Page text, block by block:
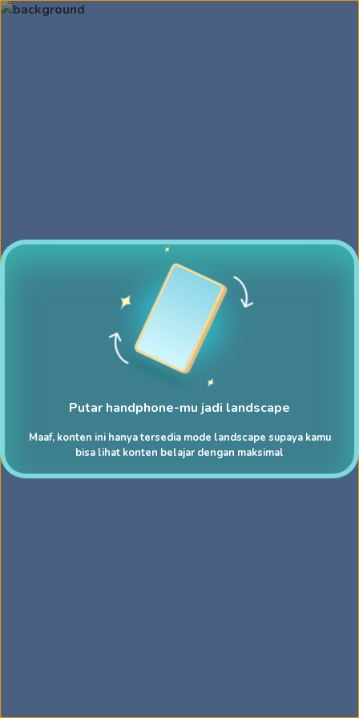
Putar handphone-mu jadi landscape
Maaf, konten ini hanya tersedia mode landscape supaya kamu
bisa lihat konten belajar dengan maksimal